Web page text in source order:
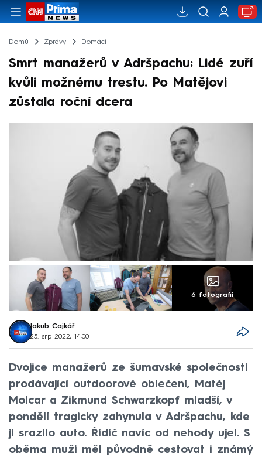
Domů Zprávy Domácí
Smrt manažerů v Adršpachu: Lidé zuří
kvůli možnému trestu. Po Matějovi
zůstala roční dcera
6 fotografií
Jakub Cajkář
25. srp 2022, 14:00
Dvojice manažerů ze šumavské společnosti
prodávající outdoorové oblečení, Matěj
Molcar a Zikmund Schwarzkopf mladší, v
pondělí tragicky zahynula v Adršpachu, kde
ji srazilo auto. Řidič navíc od nehody ujel. S
oběma muži měl původně cestovat i známý